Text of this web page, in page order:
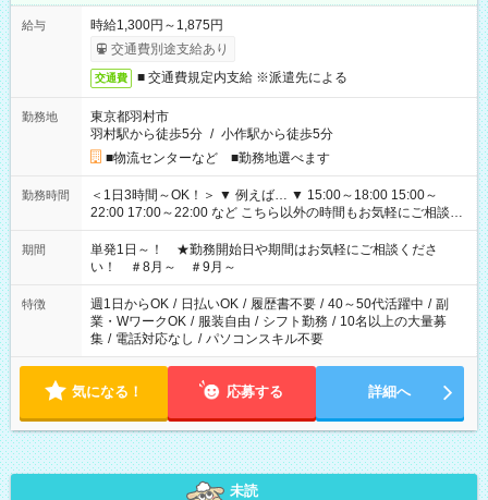
給与
時給1,300円～1,875円
交通費別途支給あり
交通費 ■ 交通費規定内支給 ※派遣先による
勤務地
東京都羽村市
羽村駅から徒歩5分 / 小作駅から徒歩5分
■物流センターなど ■勤務地選べます
勤務時間
＜1日3時間～OK！＞ ▼ 例えば… ▼ 15:00～18:00 15:00～
22:00 17:00～22:00 など こちら以外の時間もお気軽にご相談く
ださい！
期間
単発1日～！ ★勤務開始日や期間はお気軽にご相談くださ
い！ ＃8月～ ＃9月～
特徴 週1日からOK / 日払いOK / 履歴書不要 / 40～50代活躍中 / 副
業・WワークOK / 服装自由 / シフト勤務 / 10名以上の大量募
集 / 電話対応なし / パソコンスキル不要
気になる！ 応募する 詳細へ
未読